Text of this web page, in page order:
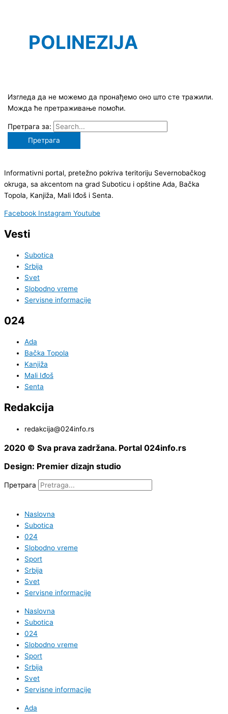
POLINEZIJA
Изгледа да не можемо да пронађемо оно што сте тражили.
Можда ће претраживање помоћи.
Претрага за:
Informativni portal, pretežno pokriva teritoriju Severnobačkog
okruga, sa akcentom na grad Suboticu i opštine Ada, Bačka
Topola, Kanjiža, Mali Iđoš i Senta.
Facebook Instagram Youtube
Vesti
Subotica
Srbija
Svet
Slobodno vreme
Servisne informacije
024
Ada
Bačka Topola
Kanjiža
Mali Iđoš
Senta
Redakcija
redakcija@024info.rs
2020 © Sva prava zadržana. Portal 024info.rs
Design: Premier dizajn studio
Претрага
Naslovna
Subotica
024
Slobodno vreme
Sport
Srbija
Svet
Servisne informacije
Naslovna
Subotica
024
Slobodno vreme
Sport
Srbija
Svet
Servisne informacije
Ada